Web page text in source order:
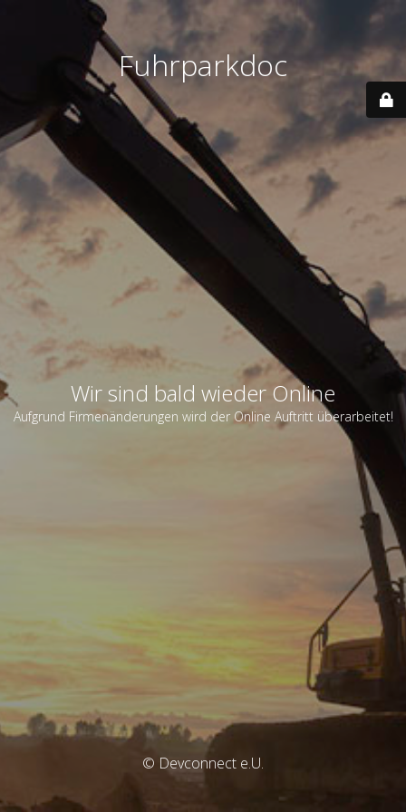
Fuhrparkdoc
Wir sind bald wieder Online
Aufgrund Firmenänderungen wird der Online Auftritt überarbeitet!
© Devconnect e.U.